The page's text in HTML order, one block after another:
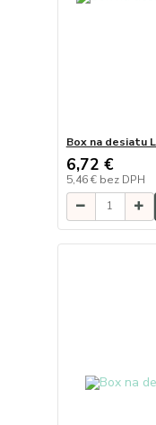
Box na desiatu
6,72 €
5,46 € bez DPH